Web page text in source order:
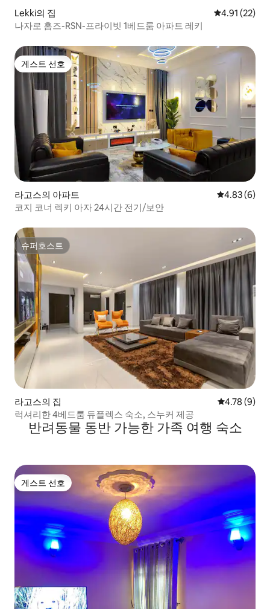
Lekki의 집 평점 4.91점
4.91 (22)
나자로 홈즈-RSN-프라이빗 1베드룸 아파트 레키
게스트 선호
게스트 선호
라고스의 아파트 평점 4.83점
4.83 (6)
코지 코너 렉키 아자 24시간 전기/보안
슈퍼호스트
슈퍼호스트
라고스의 집 평점 4.78점
4.78 (9)
럭셔리한 4베드룸 듀플렉스 숙소, 스누커 제공
반려동물 동반 가능한 가족 여행 숙소
게스트 선호
게스트 선호